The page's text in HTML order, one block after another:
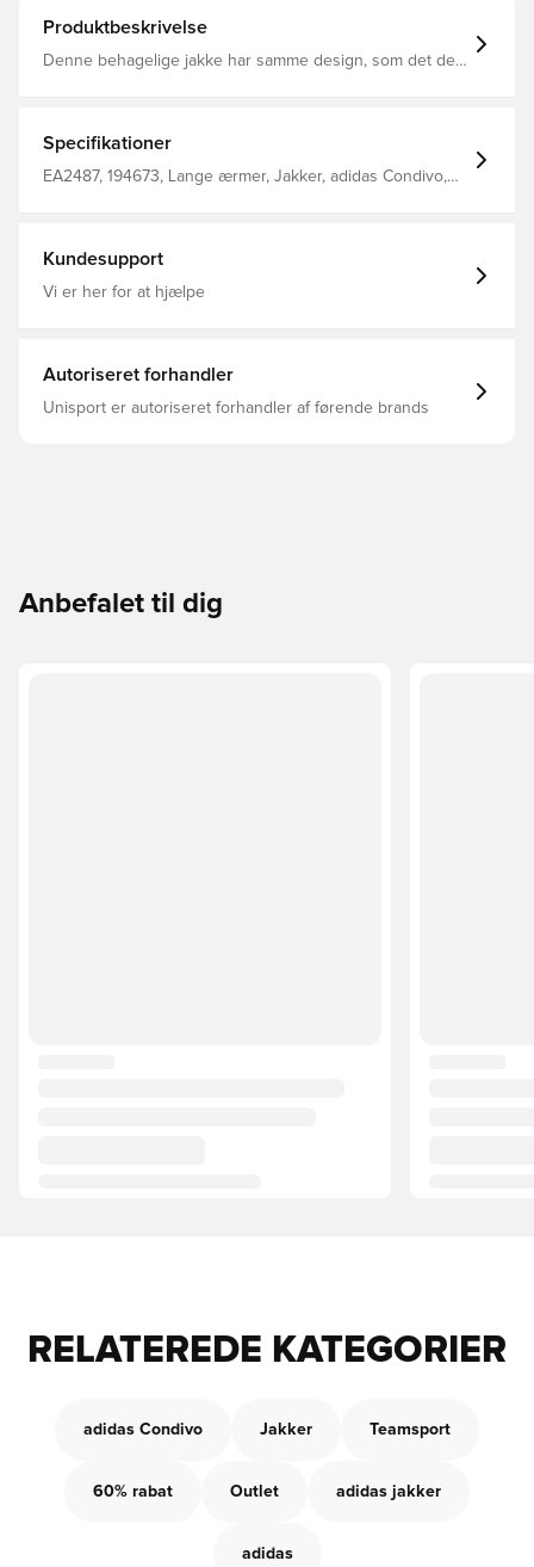
Produktbeskrivelse
Denne behagelige jakke har samme design, som det de
og afkølet Med lynlåslommer i siderne, hvilket giver
mulighed for sikker og nem opbevaring af personlige
ejendele Fuld lynlås og opretstående krave, som er med
Specifikationer
EA2487, 194673, Lange ærmer, Jakker, adidas Condivo,
Kundesupport
Vi er her for at hjælpe
Autoriseret forhandler
Unisport er autoriseret forhandler af førende brands
Anbefalet til dig
RELATEREDE KATEGORIER
adidas Condivo Jakker Teamsport
60% rabat Outlet adidas jakker
adidas